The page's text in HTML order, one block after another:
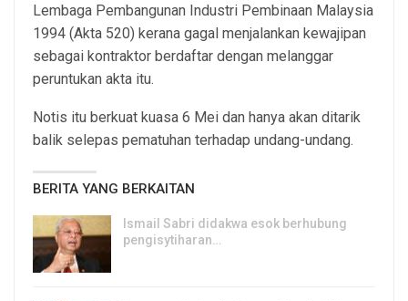
Lembaga Pembangunan Industri Pembinaan Malaysia
1994 (Akta 520) kerana gagal menjalankan kewajipan
sebagai kontraktor berdaftar dengan melanggar
peruntukan akta itu.
Notis itu berkuat kuasa 6 Mei dan hanya akan ditarik
balik selepas pematuhan terhadap undang-undang.
BERITA YANG BERKAITAN
Ismail Sabri didakwa esok berhubung
pengisytiharan…